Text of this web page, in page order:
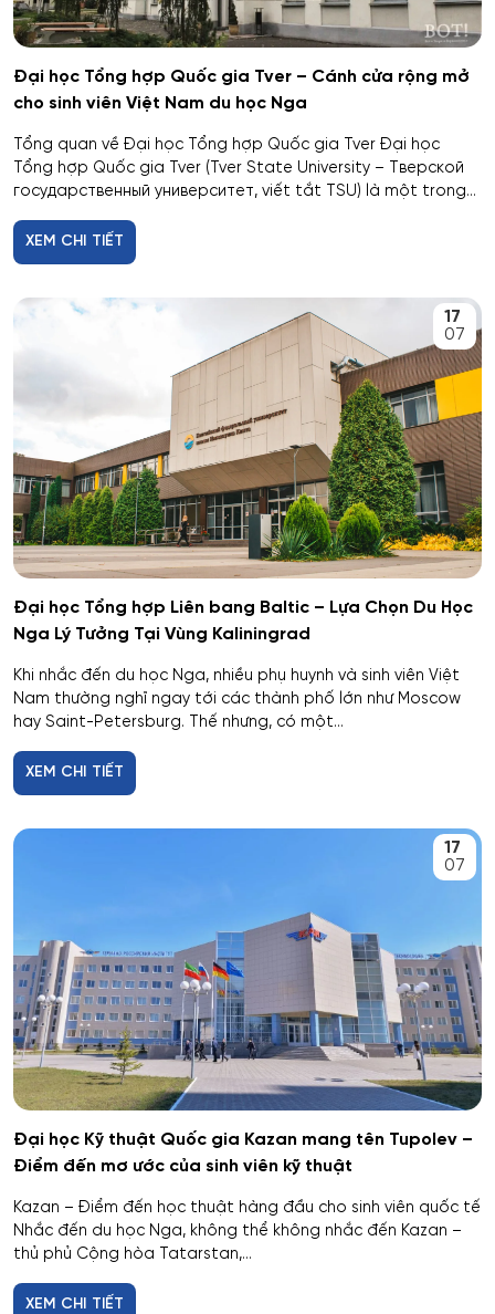
Cơ khí
Cơ nhiệt máy bay và vũ trụ
Cơ sở hạ tầng nhà ở và xã hội
Cơ điện tử và Robotics
Cấp nước và xử lý nước thải đô thị - công nghiệp
Di truyền học
Du lịch nghỉ dưỡng và hoạt động giải trí
Dân tộc học
Dược
Dịch vụ
Giám sát thông minh
Giáo dục thể chất
Giáo dục và sư phạm
Giáo dục đặc biệt
Hiệu suất tổ hợp máy bay
Hoạt động thông tin - thư viện
Đại học Tổng hợp Quốc gia Tver – Cánh cửa rộng mở
cho sinh viên Việt Nam du học Nga
Tổng quan về Đại học Tổng hợp Quốc gia Tver Đại học
Tổng hợp Quốc gia Tver (Tver State University – Тверской
государственный университет, viết tắt TSU) là một trong...
XEM CHI TIẾT
17
07
Đại học Tổng hợp Liên bang Baltic – Lựa Chọn Du Học
Nga Lý Tưởng Tại Vùng Kaliningrad
Khi nhắc đến du học Nga, nhiều phụ huynh và sinh viên Việt
Nam thường nghĩ ngay tới các thành phố lớn như Moscow
hay Saint-Petersburg. Thế nhưng, có một...
XEM CHI TIẾT
17
07
Đại học Kỹ thuật Quốc gia Kazan mang tên Tupolev –
Điểm đến mơ ước của sinh viên kỹ thuật
Kazan – Điểm đến học thuật hàng đầu cho sinh viên quốc tế
Nhắc đến du học Nga, không thể không nhắc đến Kazan –
thủ phủ Cộng hòa Tatarstan,...
XEM CHI TIẾT